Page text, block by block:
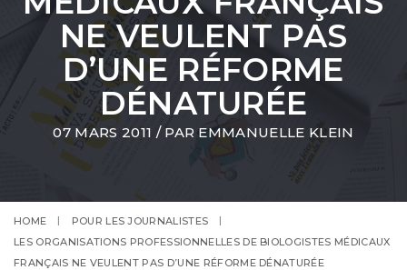
NE VEULENT PAS
D’UNE RÉFORME
DÉNATURÉE
07 MARS 2011 / PAR EMMANUELLE KLEIN
HOME
POUR LES JOURNALISTES
LES ORGANISATIONS PROFESSIONNELLES DE BIOLOGISTES MÉDICAUX
FRANÇAIS NE VEULENT PAS D’UNE RÉFORME DÉNATURÉE